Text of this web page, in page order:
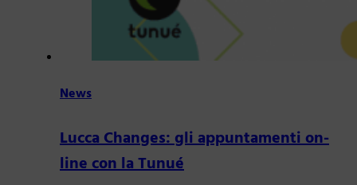
News
Lucca Changes: gli appuntamenti on-
line con la Tunué